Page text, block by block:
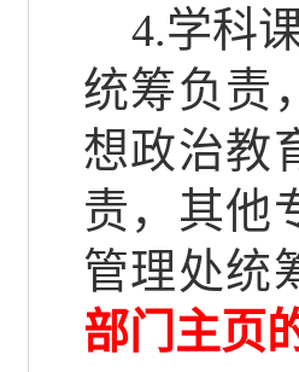
4.学科
统筹负责
想政治教
责，其他
管理处统
部门主页